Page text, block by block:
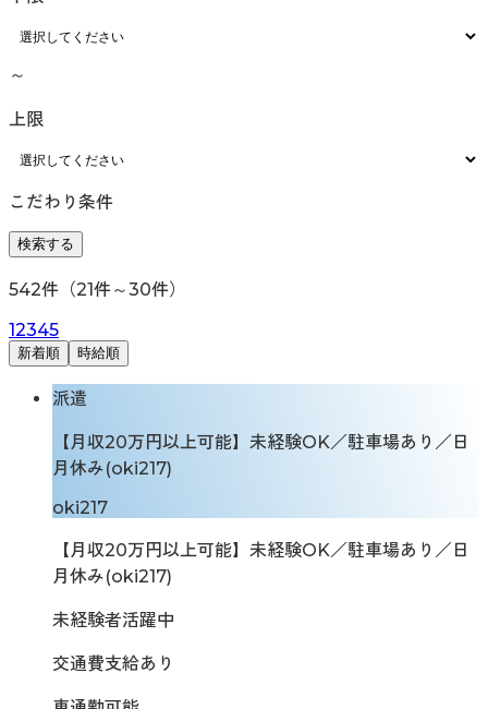
～
上限
こだわり条件
検索する
542件（21件～30件）
12345
新着順 時給順
派遣
【月収20万円以上可能】未経験OK／駐車場あり／日
月休み(oki217)
oki217
【月収20万円以上可能】未経験OK／駐車場あり／日
月休み(oki217)
未経験者活躍中
交通費支給あり